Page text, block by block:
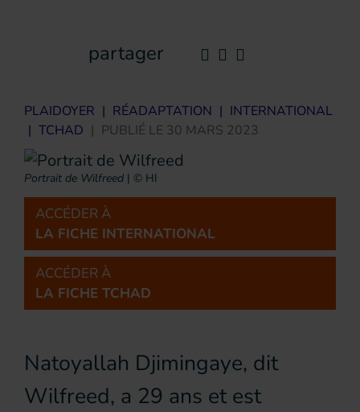
partager
PLAIDOYER | RÉADAPTATION | INTERNATIONAL
| TCHAD | PUBLIÉ LE 30 MARS 2023
Portrait de Wilfreed | © HI
ACCÉDER À
LA FICHE INTERNATIONAL
ACCÉDER À
LA FICHE TCHAD
Natoyallah Djimingaye, dit
Wilfreed, a 29 ans et est